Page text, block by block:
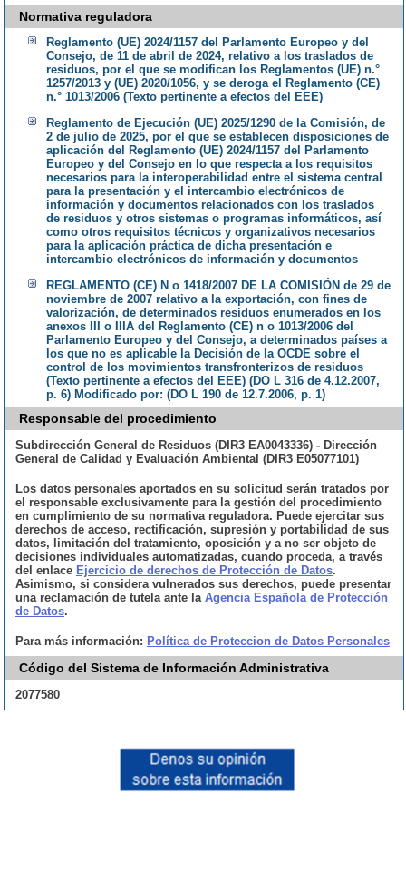
Normativa reguladora
Reglamento (UE) 2024/1157 del Parlamento Europeo y del
Consejo, de 11 de abril de 2024, relativo a los traslados de
residuos, por el que se modifican los Reglamentos (UE) n.°
1257/2013 y (UE) 2020/1056, y se deroga el Reglamento (CE)
n.° 1013/2006 (Texto pertinente a efectos del EEE)
Reglamento de Ejecución (UE) 2025/1290 de la Comisión, de
2 de julio de 2025, por el que se establecen disposiciones de
aplicación del Reglamento (UE) 2024/1157 del Parlamento
Europeo y del Consejo en lo que respecta a los requisitos
necesarios para la interoperabilidad entre el sistema central
para la presentación y el intercambio electrónicos de
información y documentos relacionados con los traslados
de residuos y otros sistemas o programas informáticos, así
como otros requisitos técnicos y organizativos necesarios
para la aplicación práctica de dicha presentación e
intercambio electrónicos de información y documentos
REGLAMENTO (CE) N o 1418/2007 DE LA COMISIÓN de 29 de
noviembre de 2007 relativo a la exportación, con fines de
valorización, de determinados residuos enumerados en los
anexos III o IIIA del Reglamento (CE) n o 1013/2006 del
Parlamento Europeo y del Consejo, a determinados países a
los que no es aplicable la Decisión de la OCDE sobre el
control de los movimientos transfronterizos de residuos
(Texto pertinente a efectos del EEE) (DO L 316 de 4.12.2007,
p. 6) Modificado por: (DO L 190 de 12.7.2006, p. 1)
Responsable del procedimiento
Subdirección General de Residuos (DIR3 EA0043336) - Dirección
General de Calidad y Evaluación Ambiental (DIR3 E05077101)
Los datos personales aportados en su solicitud serán tratados por
el responsable exclusivamente para la gestión del procedimiento
en cumplimiento de su normativa reguladora. Puede ejercitar sus
derechos de acceso, rectificación, supresión y portabilidad de sus
datos, limitación del tratamiento, oposición y a no ser objeto de
decisiones individuales automatizadas, cuando proceda, a través
del enlace Ejercicio de derechos de Protección de Datos.
Asimismo, si considera vulnerados sus derechos, puede presentar
una reclamación de tutela ante la Agencia Española de Protección
de Datos.
Para más información: Política de Proteccion de Datos Personales
Código del Sistema de Información Administrativa
2077580